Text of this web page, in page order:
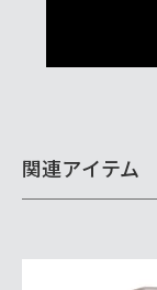
関連アイテム